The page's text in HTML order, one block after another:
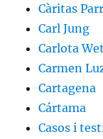
Càritas
Carl Jung
Carlota
Carmen
Cartagena
Cártama
Casos i